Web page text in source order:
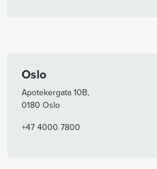
Oslo
Apotekergata 10B,
0180 Oslo
+47 4000 7800